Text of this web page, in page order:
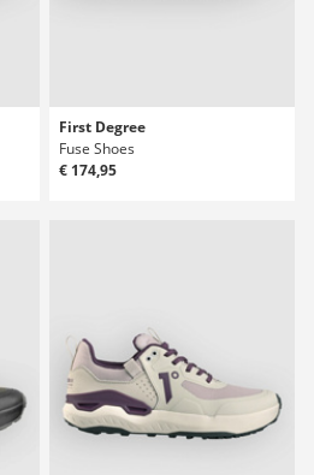
First Degree
Fuse Shoes
€ 174,95